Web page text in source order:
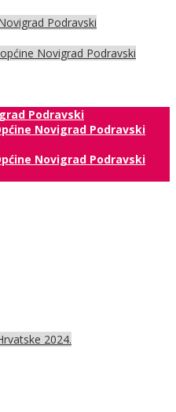
Podravski
Novigrad Podravski
Podravski
Novigrad Podravski
Novigrad Podravski
2024.